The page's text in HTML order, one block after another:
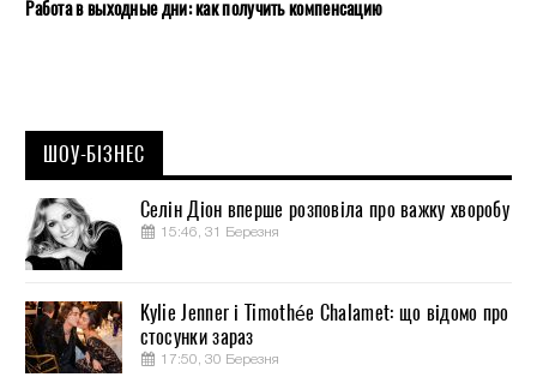
Работа в выходные дни: как получить компенсацию
ШОУ-БІЗНЕС
Селін Діон вперше розповіла про важку хворобу
15:46, 31 Березня
Kylie Jenner і Timothée Chalamet: що відомо про
стосунки зараз
17:50, 30 Березня